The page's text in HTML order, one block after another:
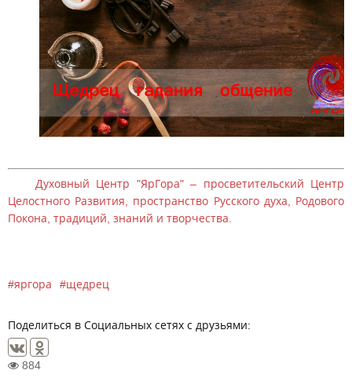
Духовный Центр "ЯрГора" – просветительский Центр
Целостного Развития, пространство Русского духа, Родового
Покона, традиций, знаний и творчества.
яргора щедрец
Поделиться в Социальных сетях с друзьями:
884